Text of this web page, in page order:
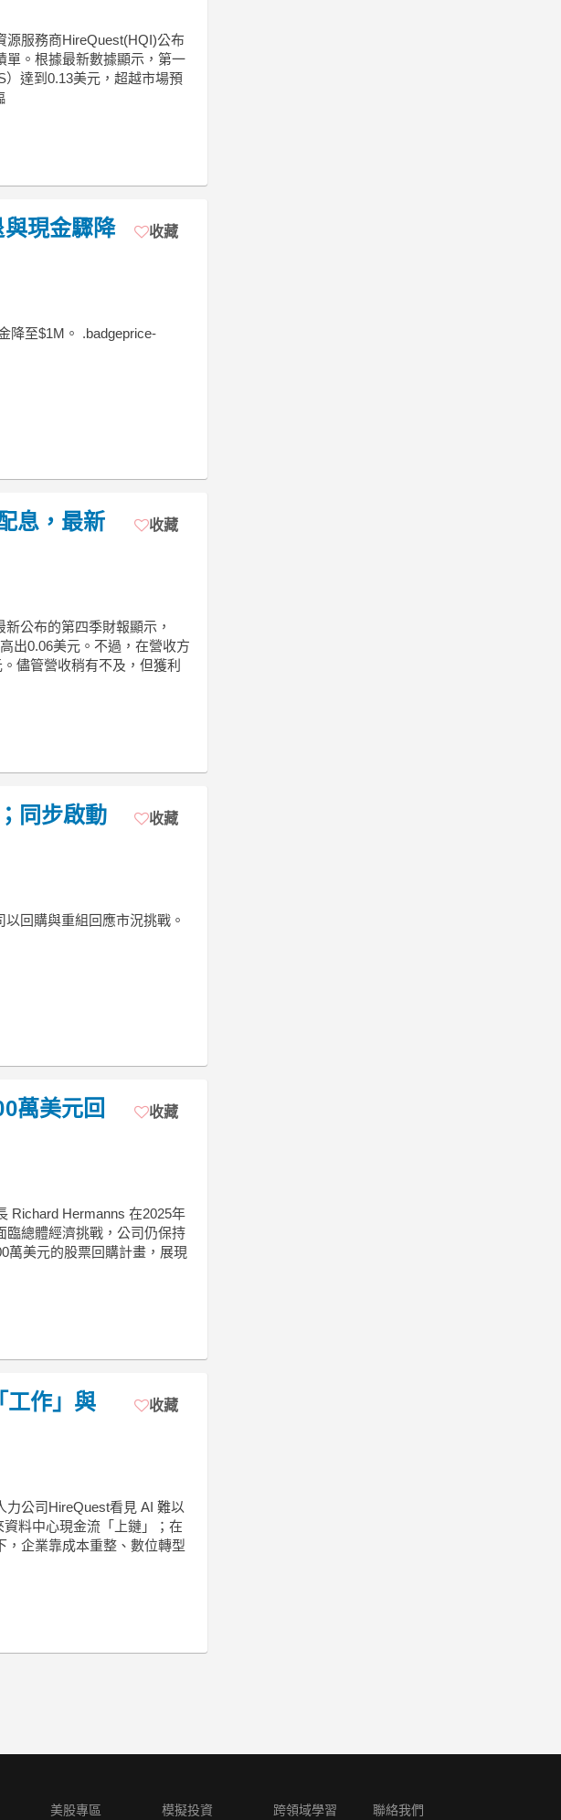
服務商HireQuest(HQI)公布
單。根據最新數據顯示，第一
達到0.13美元，超越市場預
現金驟降
收藏
降至$1M。 .badgeprice-
息，最新
收藏
公布的第四季財報顯示，
出0.06美元。不過，在營收方
儘管營收稍有不及，但獲利
同步啟動
收藏
回購與重組回應市況挑戰。
萬美元回
收藏
Richard Hermanns 在2025年
臨總體經濟挑戰，公司仍保持
萬美元的股票回購計畫，展現
工作」與
收藏
公司HireQuest看見 AI 難以
料中心現金流「上鏈」；在
，企業靠成本重整、數位轉型
美股專區 模擬投資 跨領域學習 聯絡我們